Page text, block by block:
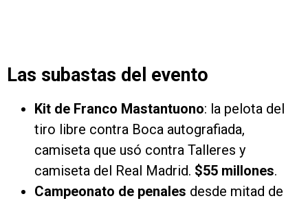
Las subastas del evento
Kit de Franco Mastantuono: la pelota del
tiro libre contra Boca autografiada,
camiseta que usó contra Talleres y
camiseta del Real Madrid. $55 millones.
Campeonato de penales desde mitad de